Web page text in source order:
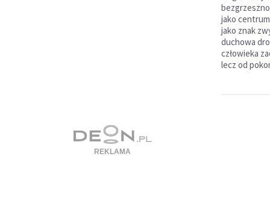
jako
jako znak
duchowa
człowieka
lecz od